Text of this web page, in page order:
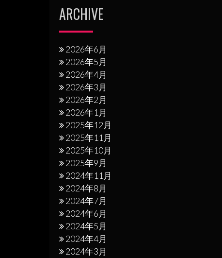
シ
ョ
ARCHIVE
2026年6月
2026年5月
2026年4月
2026年3月
2026年2月
2026年1月
2025年12月
2025年11月
2025年10月
2025年9月
2024年11月
2024年8月
2024年7月
2024年6月
2024年5月
2024年4月
2024年3月